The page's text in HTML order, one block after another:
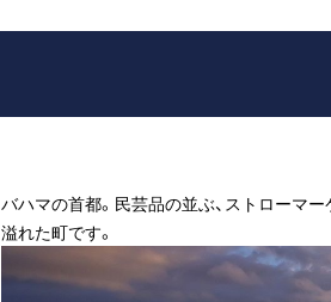
バハマの首都。民芸品の並ぶ、ストローマ
溢れた町です。